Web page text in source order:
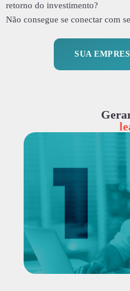
retorno do investimento?
Não consegue se conectar com
SUA